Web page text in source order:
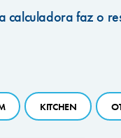
calculadora faz o
KITCHEN